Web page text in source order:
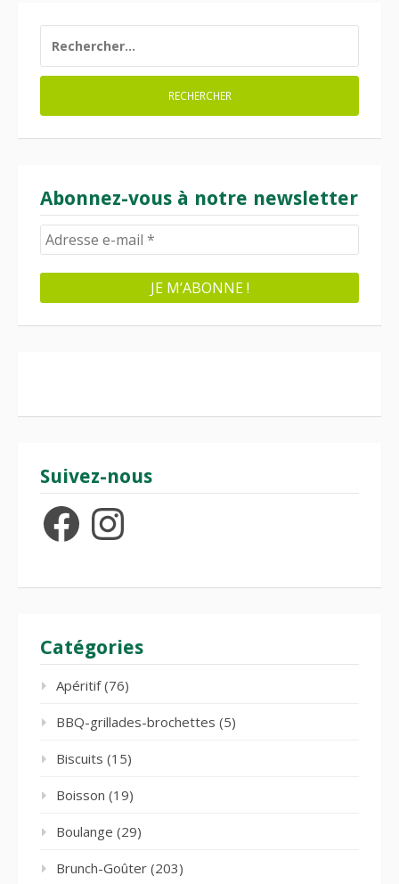
Abonnez-vous à notre newsletter
Suivez-nous
FacebookInstagram
Catégories
Apéritif(76)
BBQ-grillades-brochettes (5)
Biscuits (15)
Boisson (19)
Boulange (29)
Brunch-Goûter (203)